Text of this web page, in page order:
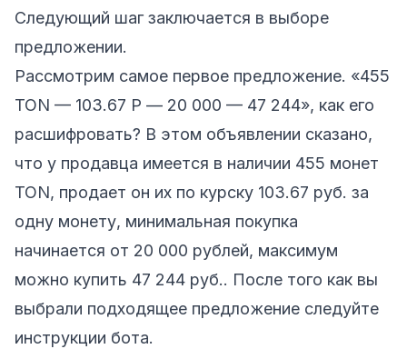
Следующий шаг заключается в выборе
предложении.
Рассмотрим самое первое предложение. «455
TON — 103.67 Р — 20 000 — 47 244», как его
расшифровать? В этом объявлении сказано,
что у продавца имеется в наличии 455 монет
TON, продает он их по курску 103.67 руб. за
одну монету, минимальная покупка
начинается от 20 000 рублей, максимум
можно купить 47 244 руб.. После того как вы
выбрали подходящее предложение следуйте
инструкции бота.